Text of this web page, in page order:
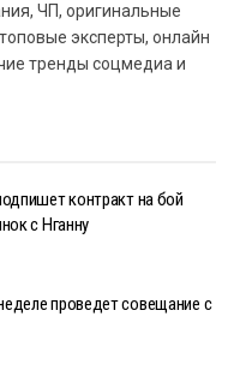
ЧП, оригинальные
эксперты, онлайн
тренды соцмедиа и
контракт на бой
с Нганну
проведет совещание с